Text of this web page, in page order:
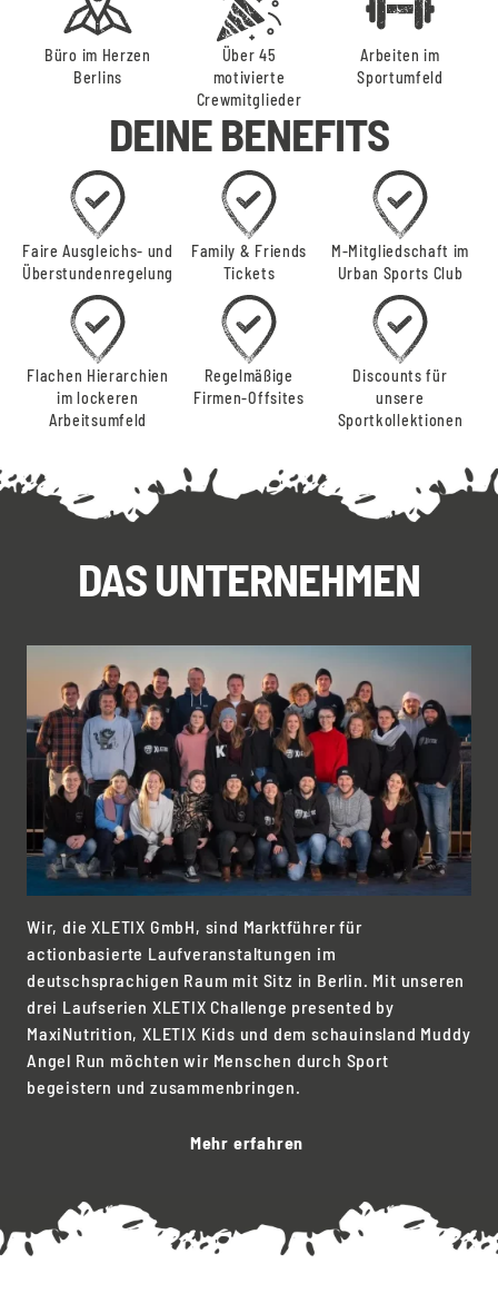
Büro im Herzen
Berlins
Über 45
motivierte
Crewmitglieder
Arbeiten im
Sportumfeld
DEINE BENEFITS
Faire Ausgleichs- und
Überstundenregelung
Family & Friends
Tickets
M-Mitgliedschaft im
Urban Sports Club
Flachen Hierarchien
im lockeren
Arbeitsumfeld
Regelmäßige
Firmen-Offsites
Discounts für
unsere
Sportkollektionen
DAS UNTERNEHMEN
Wir, die XLETIX GmbH, sind Marktführer für
actionbasierte Laufveranstaltungen im
deutschsprachigen Raum mit Sitz in Berlin. Mit unseren
drei Laufserien XLETIX Challenge presented by
MaxiNutrition, XLETIX Kids und dem schauinsland Muddy
Angel Run möchten wir Menschen durch Sport
begeistern und zusammenbringen.
Mehr erfahren